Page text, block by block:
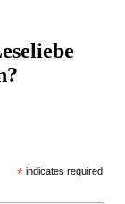
* indicates required